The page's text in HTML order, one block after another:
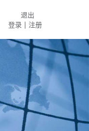
退出
登录
注册